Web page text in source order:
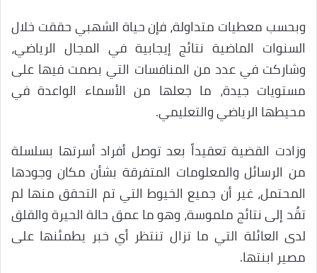
وبحسب معطيات متداولة، فإن حياة الشهبي حققت خلال
السنوات الماضية نتائج إيجابية في المجال الرياضي،
وشاركت في عدد من المنافسات التي بصمت فيها على
مستويات جيدة، ما جعلها من الأسماء الواعدة في
محيطها الرياضي والتعليمي.
وزادت القضية تعقيداً بعد توصل أفراد أسرتها بسلسلة
من الرسائل والمعلومات المتفرقة بشأن مكان وجودها
المحتمل، غير أن جميع الخيوط التي تم التحقق منها لم
تقُد إلى نتائج ملموسة، وهو ما عمق حالة الحيرة والقلق
لدى العائلة التي ما تزال تنتظر أي خبر يطمئنها على
مصير ابنتها.